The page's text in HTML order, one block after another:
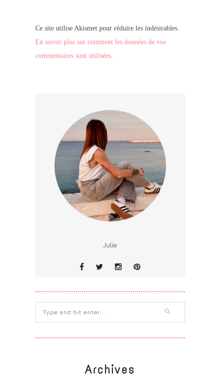
Ce site utilise Akismet pour réduire les indésirables.
En savoir plus sur comment les données de vos
commentaires sont utilisées.
Julie
Archives